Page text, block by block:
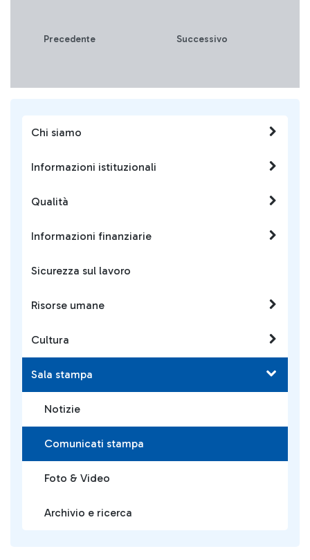
Chi siamo
Informazioni istituzionali
Qualità
Informazioni finanziarie
Sicurezza sul lavoro
Risorse umane
Cultura
Sala stampa
Notizie
Comunicati stampa
Foto & Video
Archivio e ricerca
Politecnico di Milano che
comparto del trasporto
associazioni di categoria, di
dell’associazionismo per la
Precedente Successivo